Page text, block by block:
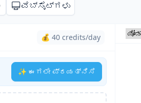
ವೆಬ್‌ಸೈಟ್‌ಗಳು
💰 40 credits/day
✨ ಈಗಲೇ ಪ್ರಯತ್ನಿಸಿ